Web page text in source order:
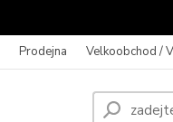
Prodejna Velkoobchod /